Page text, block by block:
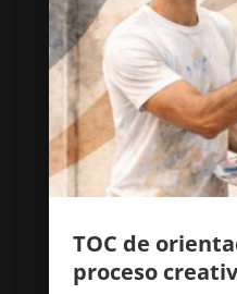
TOC de
proceso